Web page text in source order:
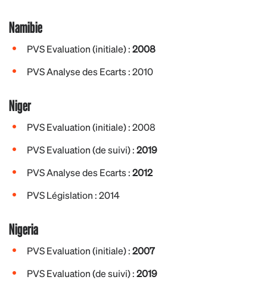
Namibie
PVS Evaluation (initiale) :2008
PVS Analyse des Ecarts : 2010
Niger
PVS Evaluation (initiale) : 2008
PVS Evaluation (de suivi) :2019
PVS Analyse des Ecarts :2012
PVS Législation : 2014
Nigeria
PVS Evaluation (initiale) :2007
PVS Evaluation (de suivi) :2019